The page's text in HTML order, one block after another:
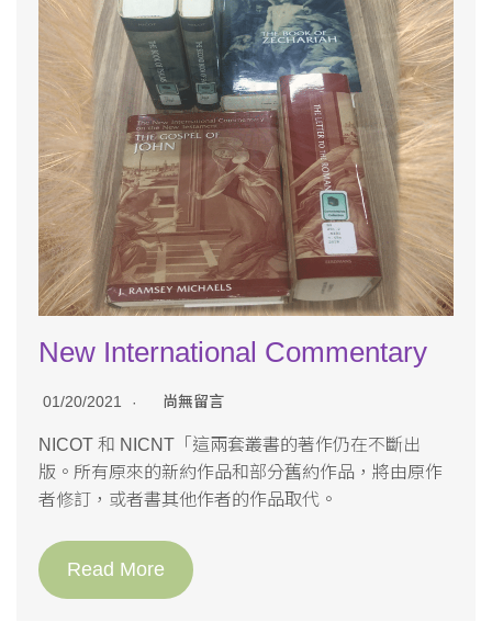
New International Commentary
01/20/2021 尚無留言
NICOT 和 NICNT「這兩套叢書的著作仍在不斷出
版。所有原來的新約作品和部分舊約作品，將由原作
者修訂，或者書其他作者的作品取代。
Read More